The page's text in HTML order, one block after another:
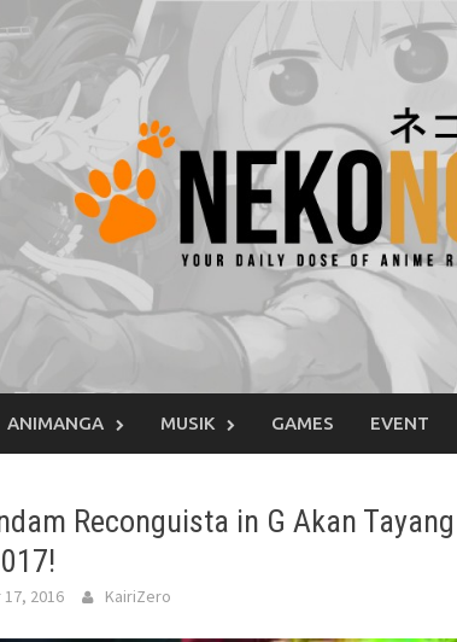
ANIMANGA MUSIK GAMES EVENT
Reconguista in G Akan
2016 KairiZero